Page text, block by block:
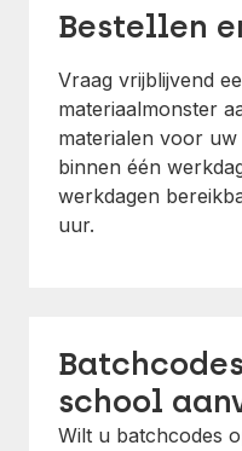
Bestellen
Vraag vrijblijvend
materiaalmonster
materialen voor
binnen één
werkdagen
uur.
school
Wilt u batchcodes